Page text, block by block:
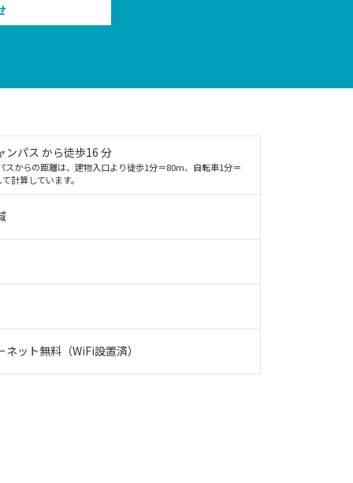
ンパス から徒歩16 分
からの距離は、建物入口より徒歩1分＝80m、自転車1分＝
計算しています。
ネット無料（WiFi設置済）